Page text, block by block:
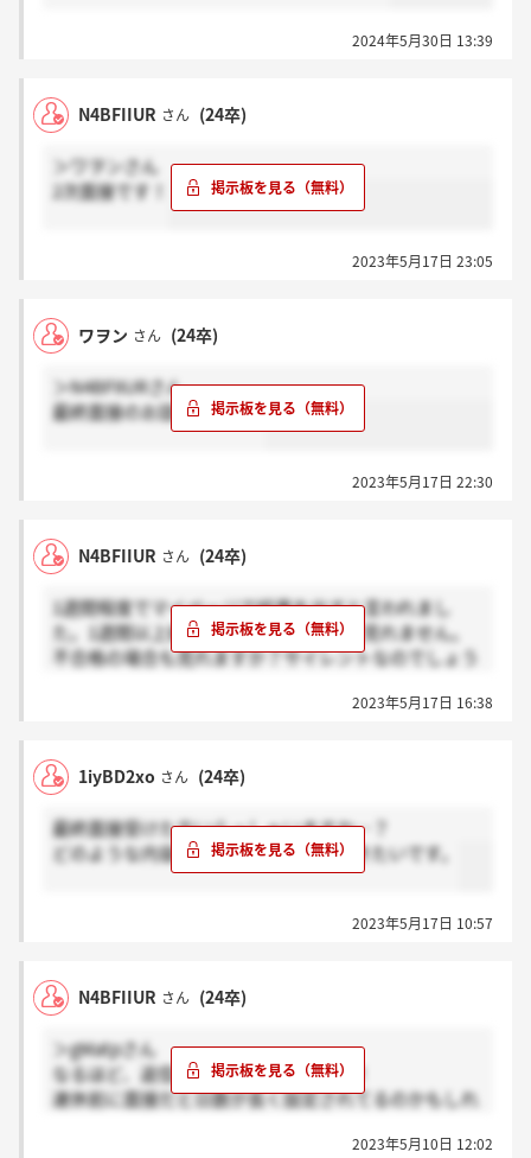
2024年5月30日 13:39
N4BFIIUR さん (24卒)
＞ワヲンさん
2次面接です！
2023年5月17日 23:05
ワヲン さん (24卒)
＞N4BFIIURさん
最終面接のお話ですか？？
2023年5月17日 22:30
N4BFIIUR さん (24卒)
1週間程度でマイページで結果を出すと言われまし
た。1週間以上経っているのですがまだ見れません。
不合格の場合も見れますか？サイレントなのでしょう
2023年5月17日 16:38
1iyBD2xo さん (24卒)
最終面接受けた方いらっしゃいますか…？
どのような内容だったか教えていただきたいです。
2023年5月17日 10:57
N4BFIIUR さん (24卒)
＞gMatpさん
なるほど、返信ありがとうございます！
連休前に面接だと日数が長く設定されてるのかもしれ
2023年5月10日 12:02